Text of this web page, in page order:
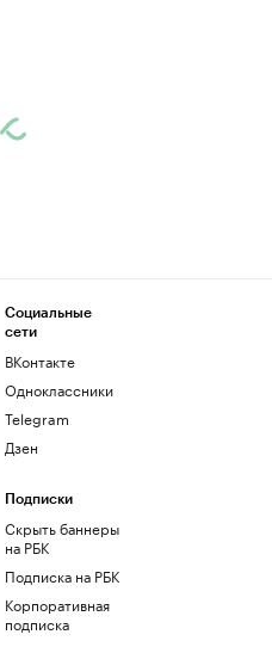
Социальные
сети
ВКонтакте
Одноклассники
Telegram
Дзен
Подписки
Скрыть баннеры
на РБК
Подписка на РБК
Корпоративная
подписка